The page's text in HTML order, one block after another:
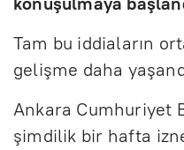
Tam bu iddiaların
gelişme daha
Ankara Cumhuriyet
şimdilik bir hafta